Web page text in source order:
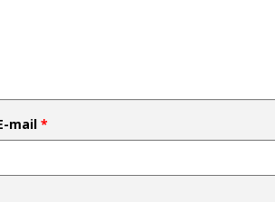
mail*